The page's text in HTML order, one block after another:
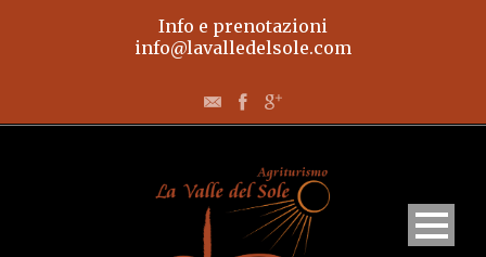
Info e prenotazioni
info@lavalledelsole.com